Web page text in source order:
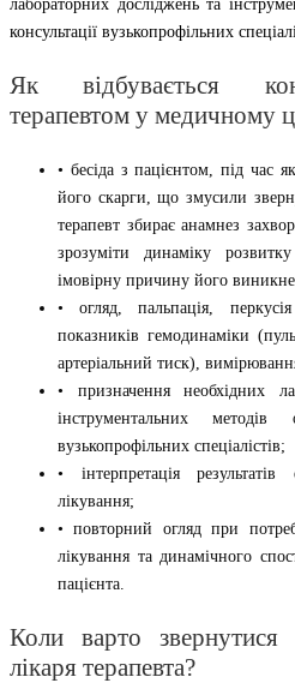
лабораторних досліджень та
консультації вузькопрофільних
Як відбувається
терапевтом у медичному
• бесіда з пацієнтом, під час
його скарги, що змусили
терапевт збирає анамнез
зрозуміти динаміку
імовірну причину його
• огляд, пальпація,
показників гемодинаміки
артеріальний тиск),
• призначення необхідних
інструментальних
вузькопрофільних спеціалістів;
• інтерпретація
лікування;
• повторний огляд при
лікування та динамічного
пацієнта.
Коли варто
лікаря терапевта?